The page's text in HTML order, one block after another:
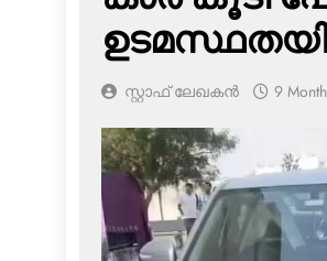
സ്റ്റാഫ് ലേഖകൻ 9